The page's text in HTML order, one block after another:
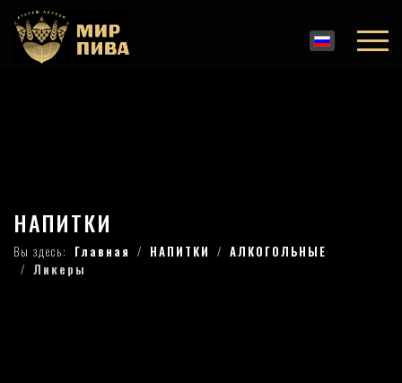
НАПИТКИ
Вы здесь: Главная НАПИТКИ
АЛКОГОЛЬНЫЕ
Ликеры